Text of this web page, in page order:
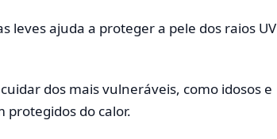
leves ajuda a proteger a pele dos raios UV
dos mais vulneráveis, como idosos e
do calor.